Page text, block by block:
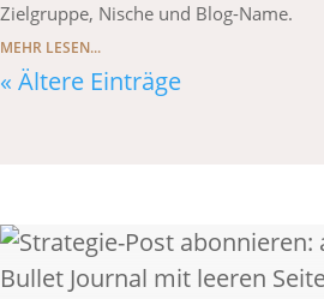
Zielgruppe, Nische und Blog-Name.
MEHR LESEN...
« Ältere Einträge